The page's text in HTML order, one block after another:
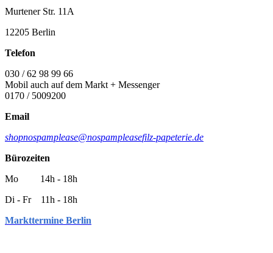
Murtener Str. 11A
12205 Berlin
Telefon
030 / 62 98 99 66
Mobil auch auf dem Markt + Messenger
0170 / 5009200
Email
shopnospamplease@nospampleasefilz-papeterie.de
Bürozeiten
Mo 14h - 18h
Di - Fr 11h - 18h
Markttermine Berlin